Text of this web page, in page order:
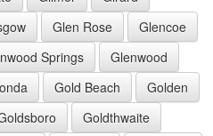
Glen Rose
Glencoe
Springs
Glenwood
Gold Beach
Golden
Goldthwaite